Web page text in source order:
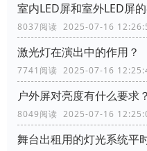
室内LED屏和室外LED屏
8037阅读 2025-07-16
激光灯在演出中的作用？
7741阅读 2025-07-16
户外屏对亮度有什么要求？
8049阅读 2025-07-16
舞台出租用的灯光系统平